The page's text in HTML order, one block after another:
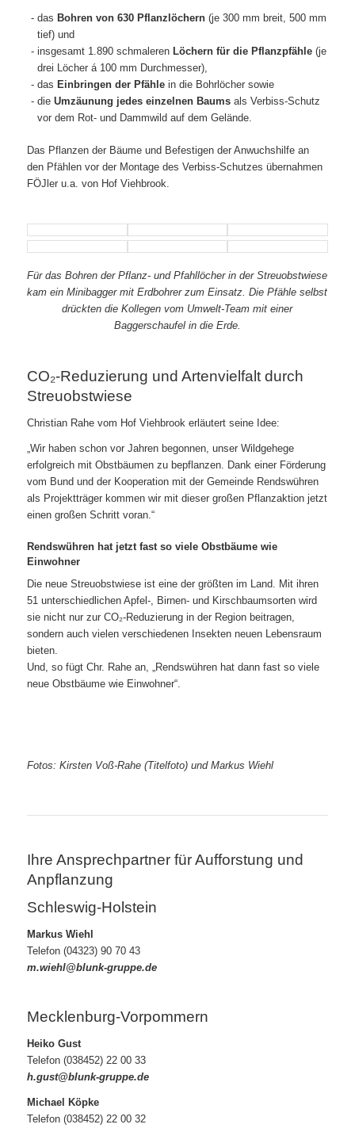
das Bohren von 630 Pflanzlöchern(je 300 mm breit, 500 mm
tief) und
insgesamt 1.890 schmaleren Löchern für die Pflanzpfähle(je
drei Löcher á 100 mm Durchmesser),
das Einbringen der Pfählein die Bohrlöcher sowie
die Umzäunung jedes einzelnen Baumsals Verbiss-Schutz
vor dem Rot- und Dammwild auf dem Gelände.
Das Pflanzen der Bäume und Befestigen der Anwuchshilfe an
den Pfählen vor der Montage des Verbiss-Schutzes übernahmen
FÖJler u.a. von Hof Viehbrook.
Für das Bohren der Pflanz- und Pfahllöcher in der Streuobstwiese
kam ein Minibagger mit Erdbohrer zum Einsatz. Die Pfähle selbst
drückten die Kollegen vom Umwelt-Team mit einer
Baggerschaufel in die Erde.
CO₂-Reduzierung und Artenvielfalt durch
Streuobstwiese
Christian Rahe vom Hof Viehbrook erläutert seine Idee:
„Wir haben schon vor Jahren begonnen, unser Wildgehege
erfolgreich mit Obstbäumen zu bepflanzen. Dank einer Förderung
vom Bund und der Kooperation mit der Gemeinde Rendswühren
als Projektträger kommen wir mit dieser großen Pflanzaktion jetzt
einen großen Schritt voran.“
Rendswühren hat jetzt fast so viele Obstbäume wie
Einwohner
Die neue Streuobstwiese ist eine der größten im Land. Mit ihren
51 unterschiedlichen Apfel-, Birnen- und Kirschbaumsorten wird
sie nicht nur zur CO₂-Reduzierung in der Region beitragen,
sondern auch vielen verschiedenen Insekten neuen Lebensraum
bieten.
Und, so fügt Chr. Rahe an, „Rendswühren hat dann fast so viele
neue Obstbäume wie Einwohner“.
Fotos: Kirsten Voß-Rahe (Titelfoto) und Markus Wiehl
Ihre Ansprechpartner für Aufforstung und
Anpflanzung
Schleswig-Holstein
Markus Wiehl
Telefon (04323) 90 70 43
m.wiehl@blunk-gruppe.de
Mecklenburg-Vorpommern
Heiko Gust
Telefon (038452) 22 00 33
h.gust@blunk-gruppe.de
Michael Köpke
Telefon (038452) 22 00 32